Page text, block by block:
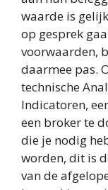
waarde is
op gesprek
voorwaarden,
daarmee pas.
technische
Indicatoren,
een broker te
die je nodig
worden, dit is
van de